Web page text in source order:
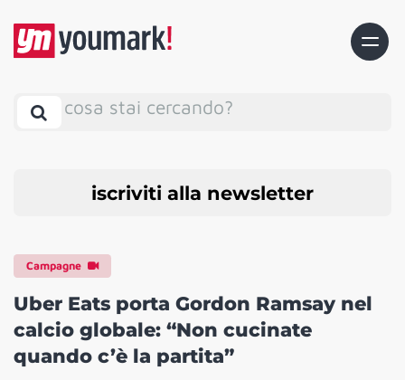
cosa stai cercando?
iscriviti alla newsletter
Campagne
Uber Eats porta Gordon Ramsay nel
calcio globale: “Non cucinate
quando c’è la partita”